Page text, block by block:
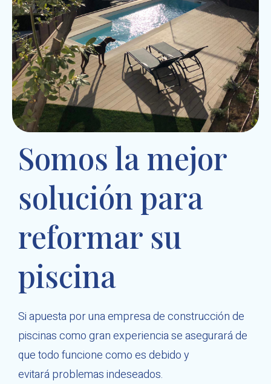
Somos la mejor
solución para
reformar su
piscina
Si apuesta por una empresa de construcción de
piscinas como gran experiencia se asegurará de
que todo funcione como es debido y
evitará problemas indeseados.